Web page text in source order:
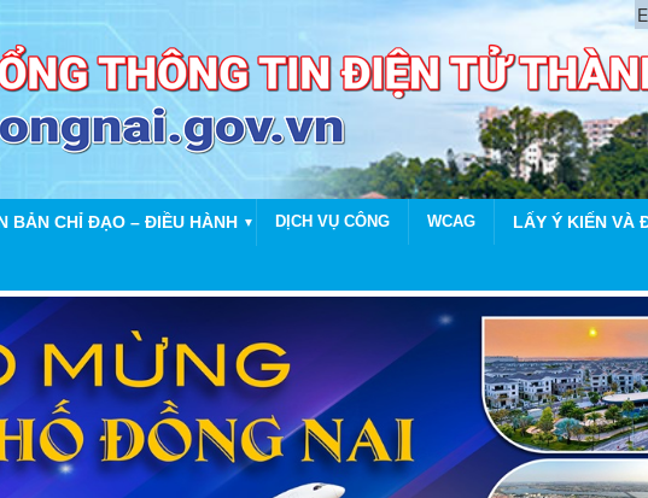
BẢN CHỈ ĐẠO – ĐIỀU HÀNH ▼ DỊCH VỤ CÔNG WCAG LẤY Ý KIẾN VÀ